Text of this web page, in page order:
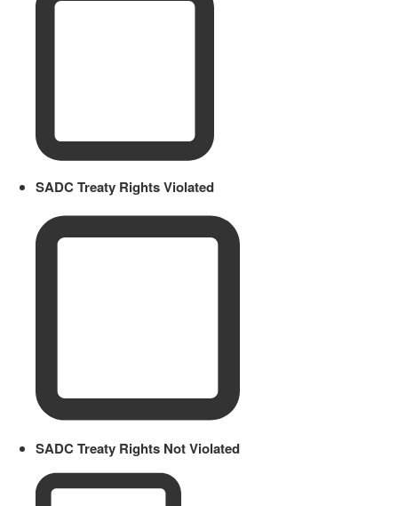
SADC Treaty Rights Violated
SADC Treaty Rights Not Violated